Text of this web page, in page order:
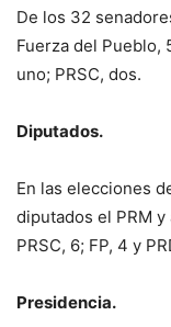
De los 32
Fuerza del Pueblo,
uno; PRSC, dos.
Diputados.
En las elecciones
diputados el PRM
PRSC, 6; FP, 4 y
Presidencia.